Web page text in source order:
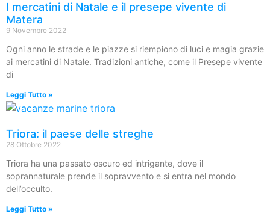
I mercatini di Natale e il presepe vivente di
Matera
9 Novembre 2022
Ogni anno le strade e le piazze si riempiono di luci e magia grazie
ai mercatini di Natale. Tradizioni antiche, come il Presepe vivente
di
Leggi Tutto »
Triora: il paese delle streghe
28 Ottobre 2022
Triora ha una passato oscuro ed intrigante, dove il
soprannaturale prende il sopravvento e si entra nel mondo
dell’occulto.
Leggi Tutto »